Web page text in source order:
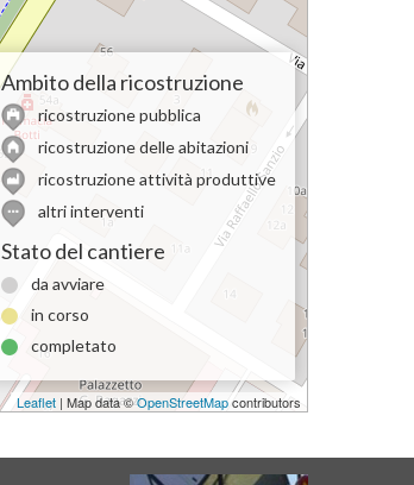
Ambito della ricostruzione
ricostruzione pubblica
ricostruzione delle abitazioni
ricostruzione attività produttive
altri interventi
Stato del cantiere
da avviare
in corso
completato
Leaflet | Map data ©OpenStreetMapcontributors